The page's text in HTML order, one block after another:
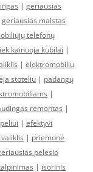
| geriausias
geriausias maistas
telefonų
kainuoja kubilai |
| elektromobiliu
stoteliu | padangų
|
remontas |
| efektyvi
| priemonė
pelesio
| isorinis